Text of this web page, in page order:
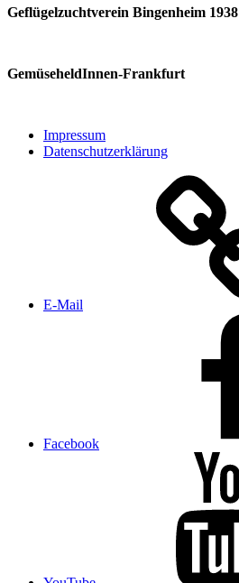
Geflügelzuchtverein Bingenheim 1938
GemüseheldInnen-Frankfurt
Impressum
Datenschutzerklärung
E‑Mail
Facebook